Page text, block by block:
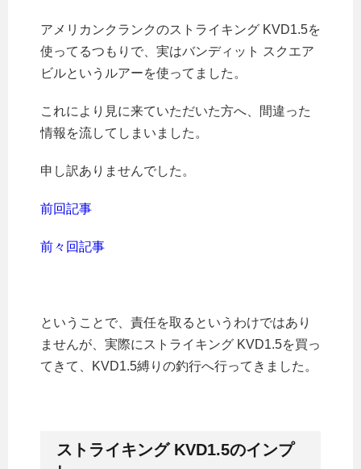
アメリカンクランクのストライキング KVD1.5を
使ってるつもりで、実はバンディット スクエア
ビルというルアーを使ってました。
これにより見に来ていただいた方へ、間違った
情報を流してしまいました。
申し訳ありませんでした。
前回記事
前々回記事
ということで、責任を取るというわけではあり
ませんが、実際にストライキング KVD1.5を買っ
てきて、KVD1.5縛りの釣行へ行ってきました。
ストライキング KVD1.5のインプ